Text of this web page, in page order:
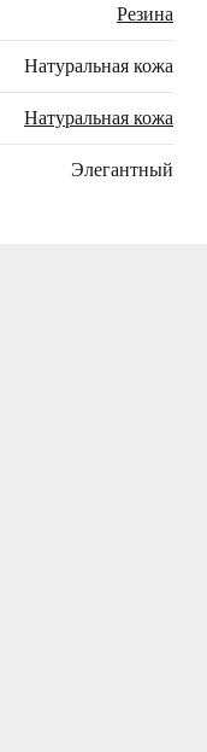
Резина
Натуральная кожа
Натуральная кожа
Элегантный